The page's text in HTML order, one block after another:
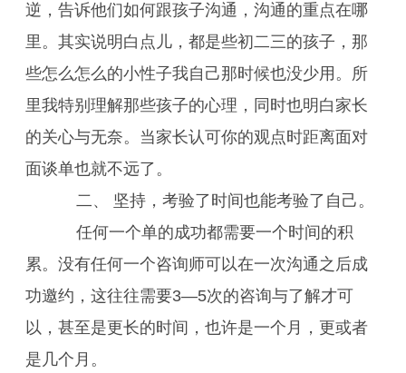
逆，告诉他们如何跟孩子沟通，沟通的重点在哪
里。其实说明白点儿，都是些初二三的孩子，那
些怎么怎么的小性子我自己那时候也没少用。所
里我特别理解那些孩子的心理，同时也明白家长
的关心与无奈。当家长认可你的观点时距离面对
面谈单也就不远了。
二、 坚持，考验了时间也能考验了自己。
任何一个单的成功都需要一个时间的积
累。没有任何一个咨询师可以在一次沟通之后成
功邀约，这往往需要3—5次的咨询与了解才可
以，甚至是更长的时间，也许是一个月，更或者
是几个月。